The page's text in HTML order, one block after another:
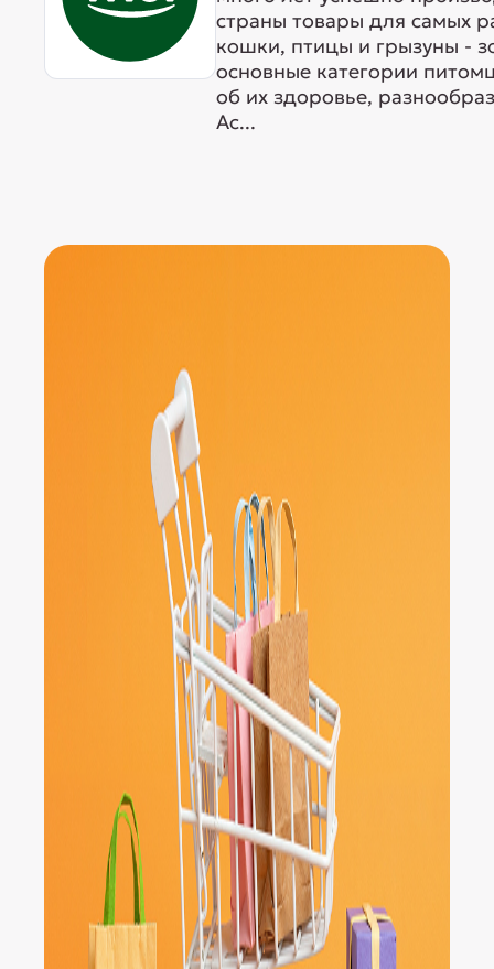
страны товары для самых
кошки, птицы и грызуны -
основные категории
об их здоровье,
Ас...